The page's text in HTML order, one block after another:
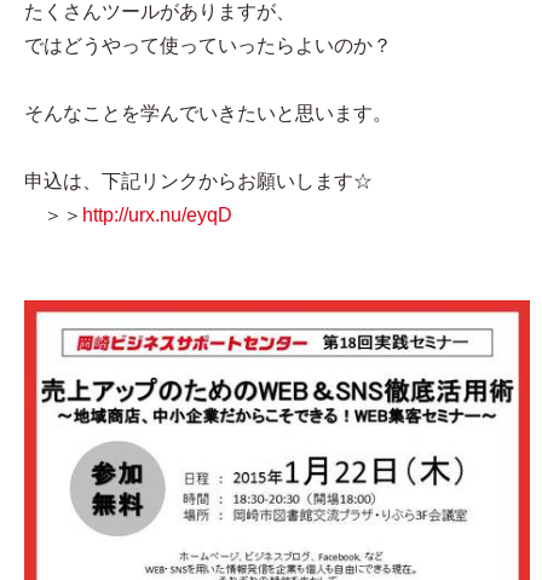
たくさんツールがありますが、
ではどうやって使っていったらよいのか？
そんなことを学んでいきたいと思います。
申込は、下記リンクからお願いします☆
＞＞ http://urx.nu/eyqD